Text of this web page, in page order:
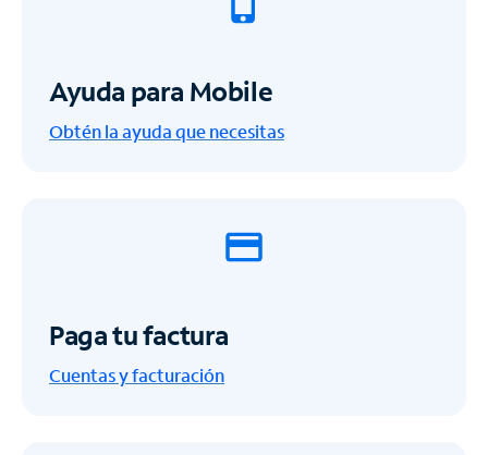
Ayuda para Mobile
Obtén la ayuda que necesitas
Paga tu factura
Cuentas y facturación